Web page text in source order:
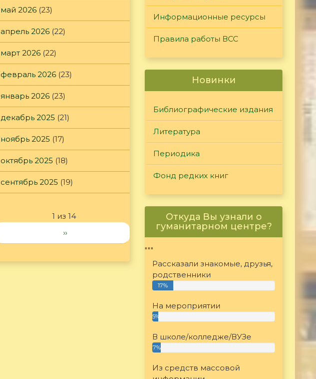
май 2026 (23)
апрель 2026 (22)
март 2026 (22)
февраль 2026 (23)
январь 2026 (23)
декабрь 2025 (21)
ноябрь 2025 (17)
октябрь 2025 (18)
сентябрь 2025 (19)
1 из 14
››
Информационные ресурсы
Правила работы ВСС
Новинки
Библиографические издания
Литература
Периодика
Фонд редких книг
Откуда Вы узнали о
гуманитарном центре?
"""
Рассказали знакомые, друзья,
родственники
17%
На мероприятии
5%
В школе/колледже/ВУЗе
7%
Из средств массовой